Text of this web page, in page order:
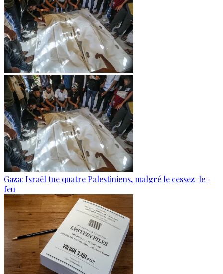
Gaza: Israël tue quatre Palestiniens, malgré le cessez-le-
feu